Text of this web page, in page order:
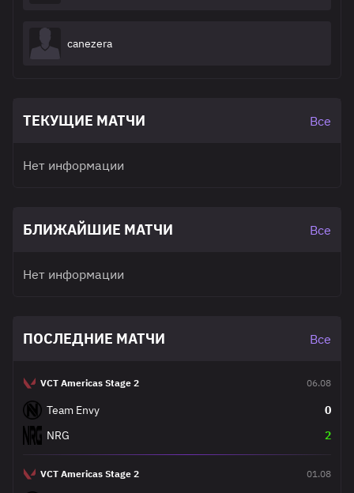
canezera
ТЕКУЩИЕ МАТЧИ Все
Нет информации
БЛИЖАЙШИЕ МАТЧИ Все
Нет информации
ПОСЛЕДНИЕ МАТЧИ Все
VCT Americas Stage 2 06.08
Team Envy
0
NRG
2
VCT Americas Stage 2 01.08